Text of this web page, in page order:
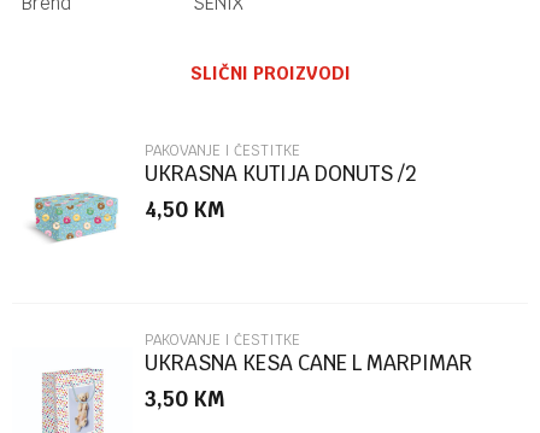
Poruka
POŠALJI
SLIČNI PROIZVODI
PAKOVANJE I ČESTITKE
UKRASNA KUTIJA DONUTS /2
MARPIMAR
4,50 KM
PAKOVANJE I ČESTITKE
UKRASNA KESA CANE L MARPIMAR
3,50 KM